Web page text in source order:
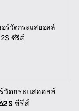
วัดกระแสฮอลล์
ซีรีส์